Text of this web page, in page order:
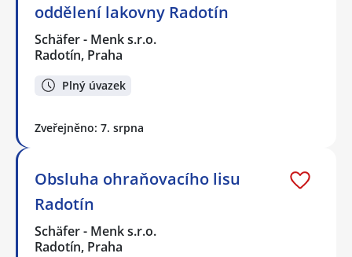
oddělení lakovny Radotín
Schäfer - Menk s.r.o.
Radotín, Praha
Plný úvazek
Zveřejněno: 7. srpna
Obsluha ohraňovacího lisu
Radotín
Schäfer - Menk s.r.o.
Radotín, Praha